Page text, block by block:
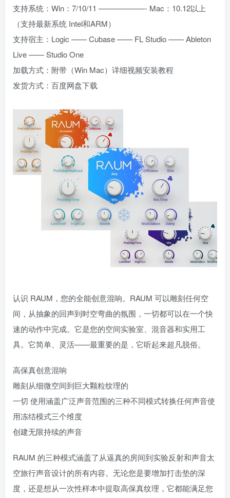
支持系统：Win：7/10/11 ——————- Mac：10.12以上
（支持最新系统 Intel和ARM）
支持宿主：Logic —— Cubase —— FL Studio —— Ableton
Live —— Studio One
加载方式：附带（Win Mac）详细视频安装教程
发货方式：百度网盘下载
认识 RAUM，您的全能创意混响。RAUM 可以雕刻任何空
间，从抽象的回声到时空弯曲的氛围，一切都可以在一个快
速的动作中完成。它是您的空间实验室、混音器和实用工
具。它简单、灵活——最重要的是，它听起来超凡脱俗。
高保真创意混响
雕刻从细微空间到巨大颗粒纹理的
一切 使用涵盖广泛声音范围的三种不同模式转换任何声音使
用冻结模式三个维度
创建无限持续的声音
RAUM 的三种模式涵盖了从逼真的房间到实验反射和声音太
空旅行声音设计的所有内容。无论您是要增加打击垫的深
度，还是想从一次性样本中提取高保真纹理，它都能满足您